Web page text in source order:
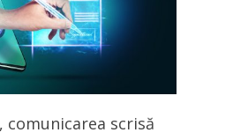
comunicarea scrisă